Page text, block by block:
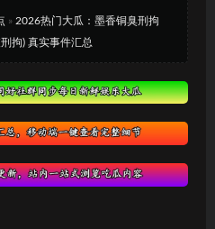
» 2026热门大瓜：墨香铜臭刑拘
拘) 真实事件汇总